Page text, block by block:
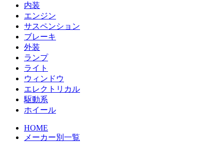
内装
エンジン
サスペンション
ブレーキ
外装
ランプ
ライト
ウィンドウ
エレクトリカル
駆動系
ホイール
HOME
メーカー別一覧